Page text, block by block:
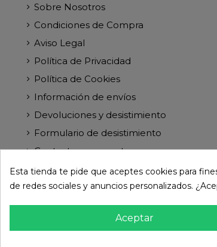
Sobre Nosotros
Condiciones de Compra
Aviso Legal
Política de Privacidad
Política de Cookies
Información de envíos
Devoluciones y desistimiento
Formulario de desistimiento
Contacte con nosotros
Esta tienda te pide que aceptes cookies para
de redes sociales y anuncios personalizados.
Aceptar